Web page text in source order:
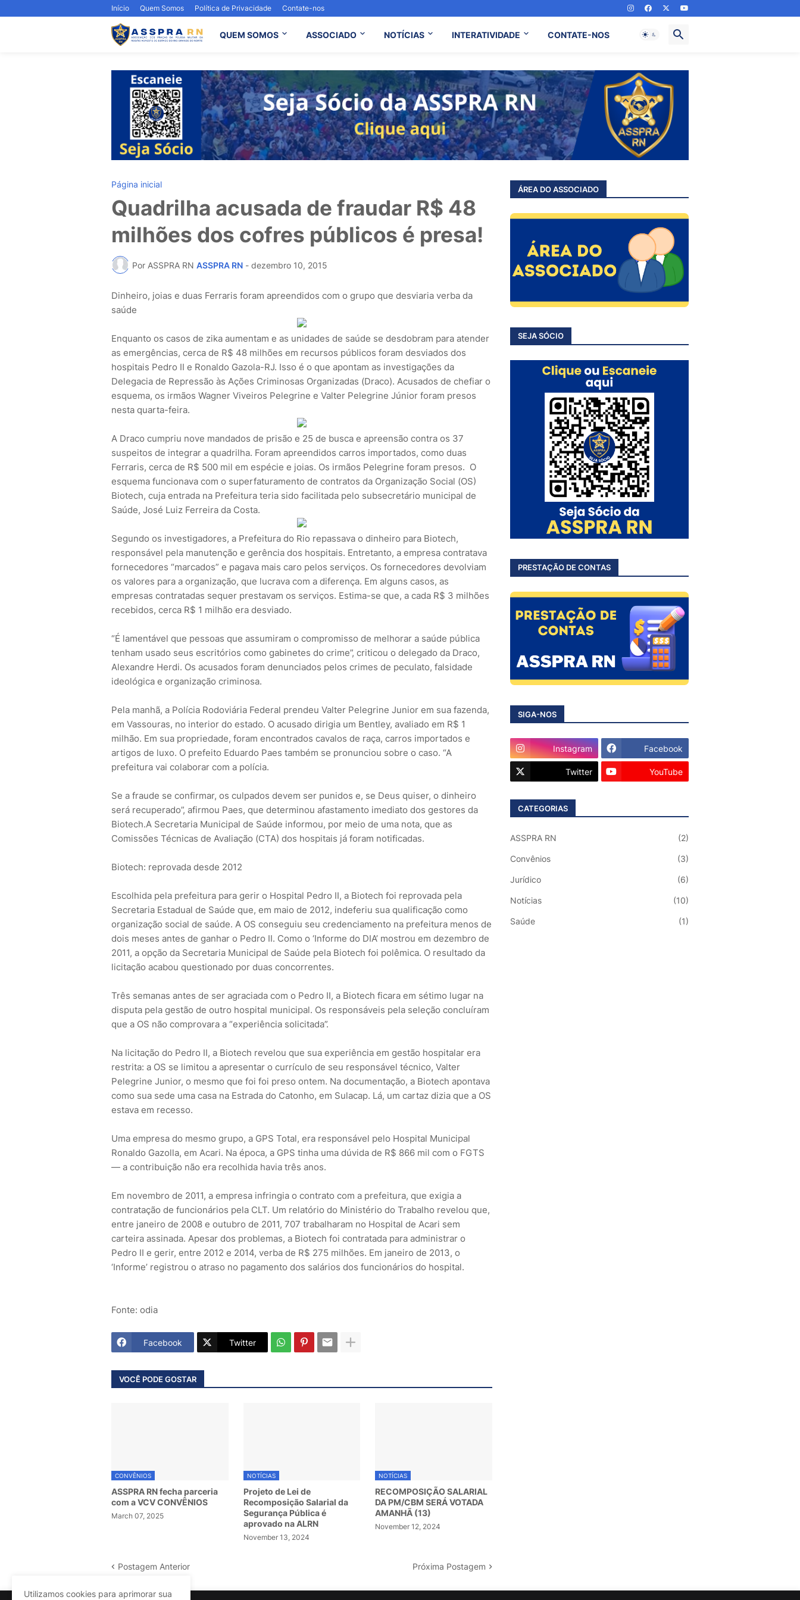
Início Quem Somos Política de Privacidade Contate-nos
QUEM SOMOS ASSOCIADO NOTÍCIAS INTERATIVIDADE CONTATE-NOS
Página inicial
Quadrilha acusada de fraudar R$ 48
milhões dos cofres públicos é presa!
Por ASSPRA RN ASSPRA RN - dezembro 10, 2015
Dinheiro, joias e duas Ferraris foram apreendidos com o grupo que desviaria verba da
saúde
Enquanto os casos de zika aumentam e as unidades de saúde se desdobram para atender
as emergências, cerca de R$ 48 milhões em recursos públicos foram desviados dos
hospitais Pedro II e Ronaldo Gazola-RJ. Isso é o que apontam as investigações da
Delegacia de Repressão às Ações Criminosas Organizadas (Draco). Acusados de chefiar o
esquema, os irmãos Wagner Viveiros Pelegrine e Valter Pelegrine Júnior foram presos
nesta quarta-feira.
A Draco cumpriu nove mandados de prisão e 25 de busca e apreensão contra os 37
suspeitos de integrar a quadrilha. Foram apreendidos carros importados, como duas
Ferraris, cerca de R$ 500 mil em espécie e joias. Os irmãos Pelegrine foram presos. O
esquema funcionava com o superfaturamento de contratos da Organização Social (OS)
Biotech, cuja entrada na Prefeitura teria sido facilitada pelo subsecretário municipal de
Saúde, José Luiz Ferreira da Costa.
Segundo os investigadores, a Prefeitura do Rio repassava o dinheiro para Biotech,
responsável pela manutenção e gerência dos hospitais. Entretanto, a empresa contratava
fornecedores “marcados” e pagava mais caro pelos serviços. Os fornecedores devolviam
os valores para a organização, que lucrava com a diferença. Em alguns casos, as
empresas contratadas sequer prestavam os serviços. Estima-se que, a cada R$ 3 milhões
recebidos, cerca R$ 1 milhão era desviado.
“É lamentável que pessoas que assumiram o compromisso de melhorar a saúde pública
tenham usado seus escritórios como gabinetes do crime”, criticou o delegado da Draco,
Alexandre Herdi. Os acusados foram denunciados pelos crimes de peculato, falsidade
ideológica e organização criminosa.
Pela manhã, a Polícia Rodoviária Federal prendeu Valter Pelegrine Junior em sua fazenda,
em Vassouras, no interior do estado. O acusado dirigia um Bentley, avaliado em R$ 1
milhão. Em sua propriedade, foram encontrados cavalos de raça, carros importados e
artigos de luxo. O prefeito Eduardo Paes também se pronunciou sobre o caso. “A
prefeitura vai colaborar com a polícia.
Se a fraude se confirmar, os culpados devem ser punidos e, se Deus quiser, o dinheiro
será recuperado”, afirmou Paes, que determinou afastamento imediato dos gestores da
Biotech.A Secretaria Municipal de Saúde informou, por meio de uma nota, que as
Comissões Técnicas de Avaliação (CTA) dos hospitais já foram notificadas.
Biotech: reprovada desde 2012
Escolhida pela prefeitura para gerir o Hospital Pedro II, a Biotech foi reprovada pela
Secretaria Estadual de Saúde que, em maio de 2012, indeferiu sua qualificação como
organização social de saúde. A OS conseguiu seu credenciamento na prefeitura menos de
dois meses antes de ganhar o Pedro II. Como o ‘Informe do DIA’ mostrou em dezembro de
2011, a opção da Secretaria Municipal de Saúde pela Biotech foi polêmica. O resultado da
licitação acabou questionado por duas concorrentes.
Três semanas antes de ser agraciada com o Pedro II, a Biotech ficara em sétimo lugar na
disputa pela gestão de outro hospital municipal. Os responsáveis pela seleção concluíram
que a OS não comprovara a “experiência solicitada”.
Na licitação do Pedro II, a Biotech revelou que sua experiência em gestão hospitalar era
restrita: a OS se limitou a apresentar o currículo de seu responsável técnico, Valter
Pelegrine Junior, o mesmo que foi foi preso ontem. Na documentação, a Biotech apontava
como sua sede uma casa na Estrada do Catonho, em Sulacap. Lá, um cartaz dizia que a OS
estava em recesso.
Uma empresa do mesmo grupo, a GPS Total, era responsável pelo Hospital Municipal
Ronaldo Gazolla, em Acari. Na época, a GPS tinha uma dúvida de R$ 866 mil com o FGTS
— a contribuição não era recolhida havia três anos.
Em novembro de 2011, a empresa infringia o contrato com a prefeitura, que exigia a
contratação de funcionários pela CLT. Um relatório do Ministério do Trabalho revelou que,
entre janeiro de 2008 e outubro de 2011, 707 trabalharam no Hospital de Acari sem
carteira assinada. Apesar dos problemas, a Biotech foi contratada para administrar o
Pedro II e gerir, entre 2012 e 2014, verba de R$ 275 milhões. Em janeiro de 2013, o
‘Informe’ registrou o atraso no pagamento dos salários dos funcionários do hospital.
Fonte: odia
Facebook Twitter
VOCÊ PODE GOSTAR
CONVÊNIOS
ASSPRA RN fecha parceria
com a VCV CONVÊNIOS
March 07, 2025
NOTÍCIAS
Projeto de Lei de
Recomposição Salarial da
Segurança Pública é
aprovado na ALRN
November 13, 2024
NOTÍCIAS
RECOMPOSIÇÃO SALARIAL
DA PM/CBM SERÁ VOTADA
AMANHÃ (13)
November 12, 2024
Postagem Anterior Próxima Postagem
ÁREA DO ASSOCIADO
SEJA SÓCIO
PRESTAÇÃO DE CONTAS
SIGA-NOS
Instagram Facebook
Twitter YouTube
CATEGORIAS
ASSPRA RN (2)
Convênios (3)
Jurídico (6)
Notícias (10)
Saúde (1)
Utilizamos cookies para aprimorar sua